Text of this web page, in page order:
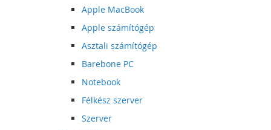
Apple MacBook
Apple számítógép
Asztali számítógép
Barebone PC
Notebook
Félkész szerver
Szerver